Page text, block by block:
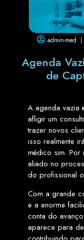
admin-med
Agenda
de
A agenda vazia
afligir um
trazer novos
isso realmente
médico sim. Por
aliado no
do profissional
Com a grande
e a enorme
conta do
aparece para